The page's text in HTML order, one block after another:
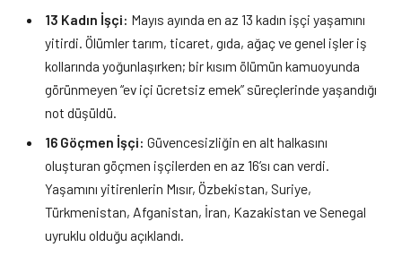
13 Kadın İşçi: Mayıs ayında en az 13 kadın işçi yaşamını
yitirdi. Ölümler tarım, ticaret, gıda, ağaç ve genel işler iş
kollarında yoğunlaşırken; bir kısım ölümün kamuoyunda
görünmeyen “ev içi ücretsiz emek” süreçlerinde yaşandığı
not düşüldü.
16 Göçmen İşçi: Güvencesizliğin en alt halkasını
oluşturan göçmen işçilerden en az 16’sı can verdi.
Yaşamını yitirenlerin Mısır, Özbekistan, Suriye,
Türkmenistan, Afganistan, İran, Kazakistan ve Senegal
uyruklu olduğu açıklandı.